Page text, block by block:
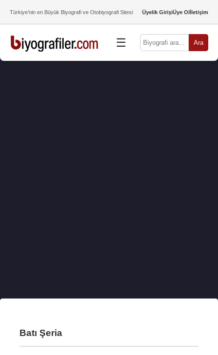
Türkiye’nin en Büyük Biyografi ve Otobiyografi Sitesi Üyelik GirişiÜye Olİletişim
☰ Ara
Batı Şeria